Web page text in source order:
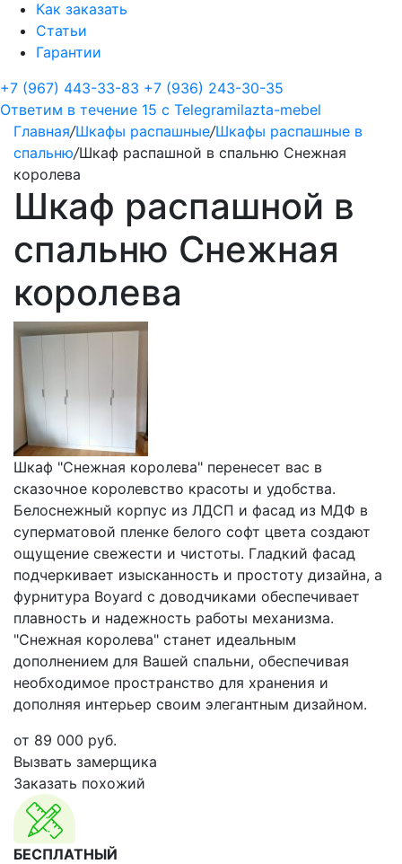
Как заказать
Статьи
Гарантии
+7 (967) 443-33-83 +7 (936) 243-30-35
Ответим в течение 15 с Telegramilazta-mebel
Главная/Шкафы распашные/Шкафы распашные в
спальню/Шкаф распашной в спальню Снежная
королева
Шкаф распашной в
спальню Снежная
королева
Шкаф "Снежная королева" перенесет вас в
сказочное королевство красоты и удобства.
Белоснежный корпус из ЛДСП и фасад из МДФ в
суперматовой пленке белого софт цвета создают
ощущение свежести и чистоты. Гладкий фасад
подчеркивает изысканность и простоту дизайна, а
фурнитура Boyard с доводчиками обеспечивает
плавность и надежность работы механизма.
"Снежная королева" станет идеальным
дополнением для Вашей спальни, обеспечивая
необходимое пространство для хранения и
дополняя интерьер своим элегантным дизайном.
от 89 000 руб.
Вызвать замерщика
Заказать похожий
БЕСПЛАТНЫЙ